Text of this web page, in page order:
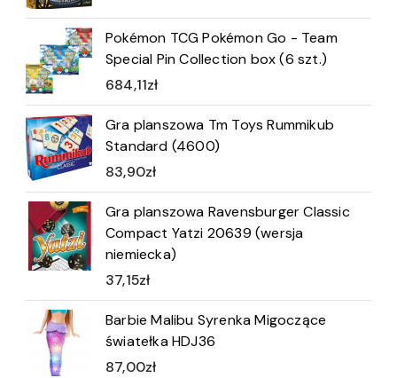
Pokémon TCG Pokémon Go - Team
Special Pin Collection box (6 szt.)
684,11zł
Gra planszowa Tm Toys Rummikub
Standard (4600)
83,90zł
Gra planszowa Ravensburger Classic
Compact Yatzi 20639 (wersja
niemiecka)
37,15zł
Barbie Malibu Syrenka Migoczące
światełka HDJ36
87,00zł